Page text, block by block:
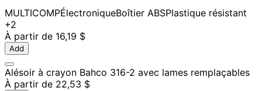
MULTICOMPÉlectroniqueBoîtier ABSPlastique résistant
+2
À partir de 16,19 $
Add
Alésoir à crayon Bahco 316-2 avec lames remplaçables
À partir de 22,53 $